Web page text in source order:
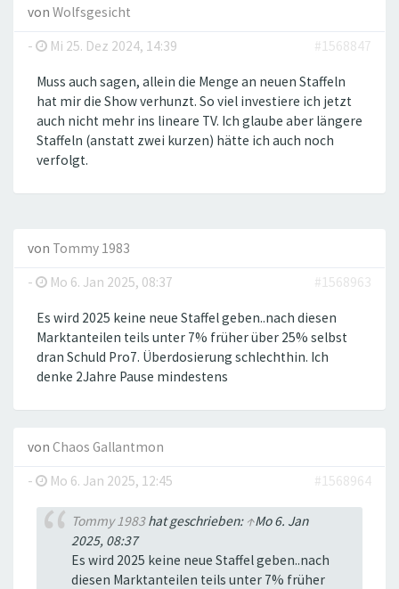
von Wolfsgesicht
-
Mi 25. Dez 2024, 14:39 #1568847
Muss auch sagen, allein die Menge an neuen Staffeln
hat mir die Show verhunzt. So viel investiere ich jetzt
auch nicht mehr ins lineare TV. Ich glaube aber längere
Staffeln (anstatt zwei kurzen) hätte ich auch noch
verfolgt.
von Tommy 1983
-
Mo 6. Jan 2025, 08:37 #1568963
Es wird 2025 keine neue Staffel geben..nach diesen
Marktanteilen teils unter 7% früher über 25% selbst
dran Schuld Pro7. Überdosierung schlechthin. Ich
denke 2Jahre Pause mindestens
von Chaos Gallantmon
-
Mo 6. Jan 2025, 12:45 #1568964
Tommy 1983hat geschrieben: ↑Mo 6. Jan
2025, 08:37
Es wird 2025 keine neue Staffel geben..nach
diesen Marktanteilen teils unter 7% früher